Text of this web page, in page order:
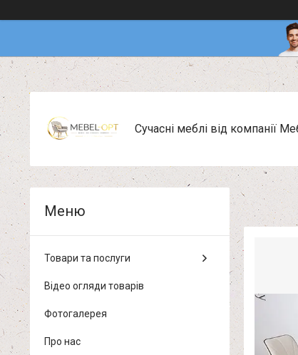
Сучасні меблі від компанії
Товари та послуги
Відео огляди товарів
Фотогалерея
Про нас